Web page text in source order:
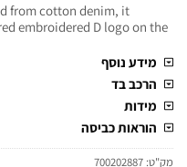
from cotton denim, it
embroidered D logo on the
מידע נוסף
הרכב בד
מידות
הוראות כביסה
מק"ט: 700202887